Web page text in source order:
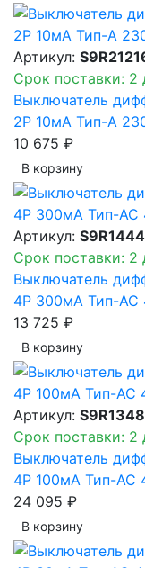
Артикул:
Срок поставки: 2
Выключатель
2P 10мА Тип-A
10 675 ₽
В корзинy
Артикул:
Срок поставки: 2
Выключатель
4P 300мА Тип-AC
13 725 ₽
В корзинy
Артикул:
Срок поставки: 2
Выключатель
4P 100мА Тип-AC
24 095 ₽
В корзинy